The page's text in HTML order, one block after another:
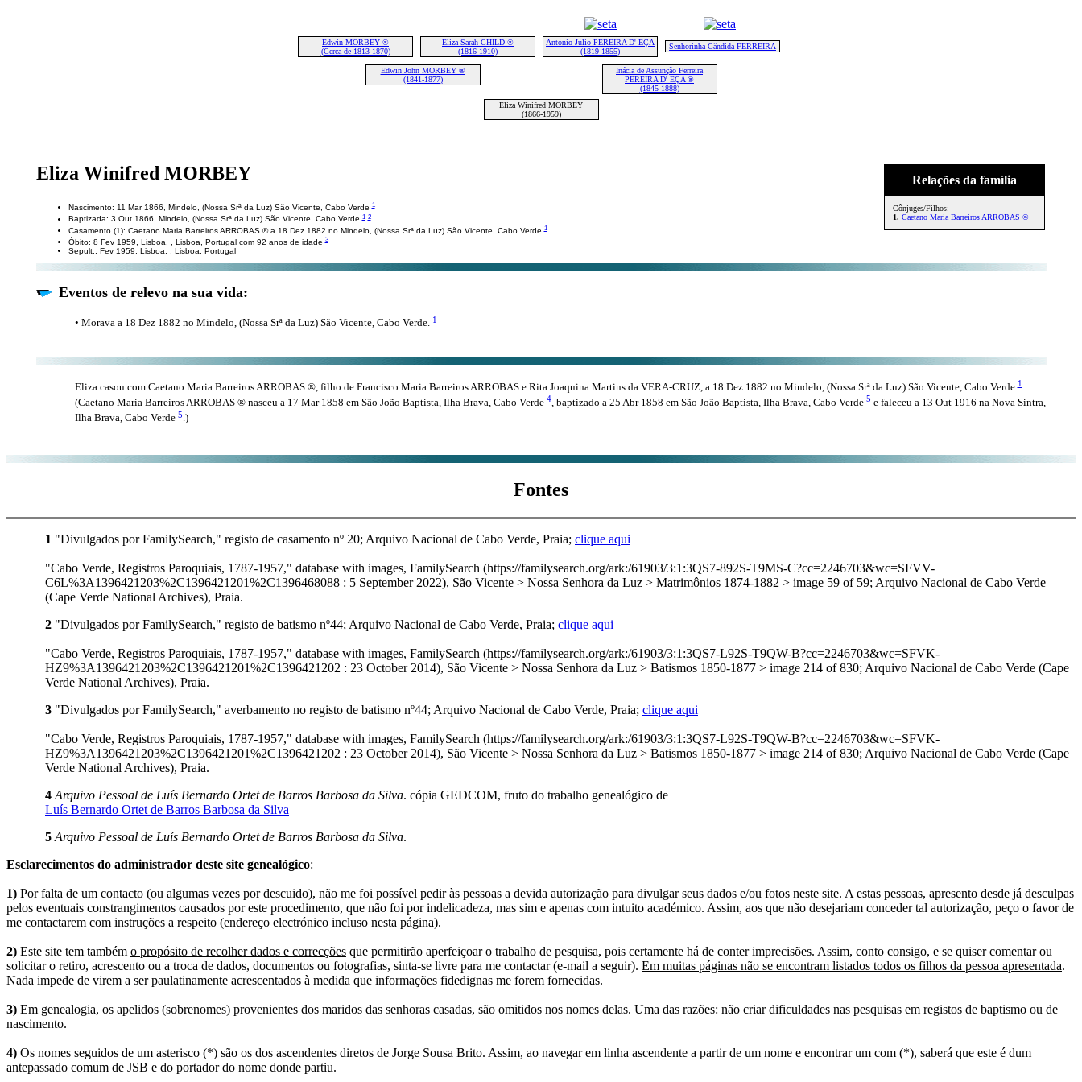
Edwin MORBEY ®
(Cerca de 1813-1870)
Eliza Sarah CHILD ®
(1816-1910)
António Júlio PEREIRA D' EÇA
(1819-1855)
Senhorinha Cândida FERREIRA
Edwin John MORBEY ®
(1841-1877)
Inácia de Assunção Ferreira
PEREIRA D' EÇA ®
(1845-1888)
Eliza Winifred MORBEY
(1866-1959)
Relações da família
Cônjuges/Filhos:
1. Caetano Maria Barreiros ARROBAS ®
Eliza Winifred MORBEY
Nascimento: 11 Mar 1866, Mindelo, (Nossa Srª da Luz) São Vicente, Cabo Verde1
Baptizada: 3 Out 1866, Mindelo, (Nossa Srª da Luz) São Vicente, Cabo Verde1 2
Casamento (1): Caetano Maria Barreiros ARROBAS ® a 18 Dez 1882 no Mindelo, (Nossa Srª da Luz) São Vicente, Cabo Verde1
Óbito: 8 Fev 1959, Lisboa, , Lisboa, Portugal com 92 anos de idade3
Sepult.: Fev 1959, Lisboa, , Lisboa, Portugal
Eventos de relevo na sua vida:
• Morava a 18 Dez 1882 no Mindelo, (Nossa Srª da Luz) São Vicente, Cabo Verde.1
Eliza casou com Caetano Maria Barreiros ARROBAS ®, filho de Francisco Maria Barreiros ARROBAS e Rita Joaquina Martins da VERA-CRUZ, a 18 Dez 1882 no Mindelo, (Nossa Srª da Luz) São Vicente, Cabo Verde.1
(Caetano Maria Barreiros ARROBAS ® nasceu a 17 Mar 1858 em São João Baptista, Ilha Brava, Cabo Verde4, baptizado a 25 Abr 1858 em São João Baptista, Ilha Brava, Cabo Verde5e faleceu a 13 Out 1916 na Nova Sintra,
Ilha Brava, Cabo Verde5.)
Fontes
1 "Divulgados por FamilySearch," registo de casamento nº 20; Arquivo Nacional de Cabo Verde, Praia; clique aqui
"Cabo Verde, Registros Paroquiais, 1787-1957," database with images, FamilySearch (https://familysearch.org/ark:/61903/3:1:3QS7-892S-T9MS-C?cc=2246703&wc=SFVV-
C6L%3A1396421203%2C1396421201%2C1396468088 : 5 September 2022), São Vicente > Nossa Senhora da Luz > Matrimônios 1874-1882 > image 59 of 59; Arquivo Nacional de Cabo Verde
(Cape Verde National Archives), Praia.
2 "Divulgados por FamilySearch," registo de batismo nº44; Arquivo Nacional de Cabo Verde, Praia; clique aqui
"Cabo Verde, Registros Paroquiais, 1787-1957," database with images, FamilySearch (https://familysearch.org/ark:/61903/3:1:3QS7-L92S-T9QW-B?cc=2246703&wc=SFVK-
HZ9%3A1396421203%2C1396421201%2C1396421202 : 23 October 2014), São Vicente > Nossa Senhora da Luz > Batismos 1850-1877 > image 214 of 830; Arquivo Nacional de Cabo Verde (Cape
Verde National Archives), Praia.
3 "Divulgados por FamilySearch," averbamento no registo de batismo nº44; Arquivo Nacional de Cabo Verde, Praia; clique aqui
"Cabo Verde, Registros Paroquiais, 1787-1957," database with images, FamilySearch (https://familysearch.org/ark:/61903/3:1:3QS7-L92S-T9QW-B?cc=2246703&wc=SFVK-
HZ9%3A1396421203%2C1396421201%2C1396421202 : 23 October 2014), São Vicente > Nossa Senhora da Luz > Batismos 1850-1877 > image 214 of 830; Arquivo Nacional de Cabo Verde (Cape
Verde National Archives), Praia.
4 Arquivo Pessoal de Luís Bernardo Ortet de Barros Barbosa da Silva. cópia GEDCOM, fruto do trabalho genealógico de
Luís Bernardo Ortet de Barros Barbosa da Silva
5 Arquivo Pessoal de Luís Bernardo Ortet de Barros Barbosa da Silva.
Esclarecimentos do administrador deste site genealógico:
1) Por falta de um contacto (ou algumas vezes por descuido), não me foi possível pedir às pessoas a devida autorização para divulgar seus dados e/ou fotos neste site. A estas pessoas, apresento desde já desculpas
pelos eventuais constrangimentos causados por este procedimento, que não foi por indelicadeza, mas sim e apenas com intuito académico. Assim, aos que não desejariam conceder tal autorização, peço o favor de
me contactarem com instruções a respeito (endereço electrónico incluso nesta página).
2) Este site tem também o propósito de recolher dados e correcções que permitirão aperfeiçoar o trabalho de pesquisa, pois certamente há de conter imprecisões. Assim, conto consigo, e se quiser comentar ou
solicitar o retiro, acrescento ou a troca de dados, documentos ou fotografias, sinta-se livre para me contactar (e-mail a seguir). Em muitas páginas não se encontram listados todos os filhos da pessoa apresentada.
Nada impede de virem a ser paulatinamente acrescentados à medida que informações fidedignas me forem fornecidas.
3) Em genealogia, os apelidos (sobrenomes) provenientes dos maridos das senhoras casadas, são omitidos nos nomes delas. Uma das razões: não criar dificuldades nas pesquisas em registos de baptismo ou de
nascimento.
4) Os nomes seguidos de um asterisco (*) são os dos ascendentes diretos de Jorge Sousa Brito. Assim, ao navegar em linha ascendente a partir de um nome e encontrar um com (*), saberá que este é dum
antepassado comum de JSB e do portador do nome donde partiu.